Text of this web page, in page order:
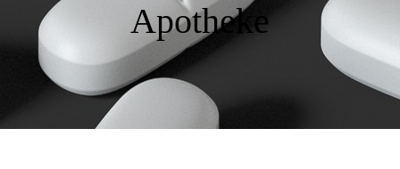
Apotheke